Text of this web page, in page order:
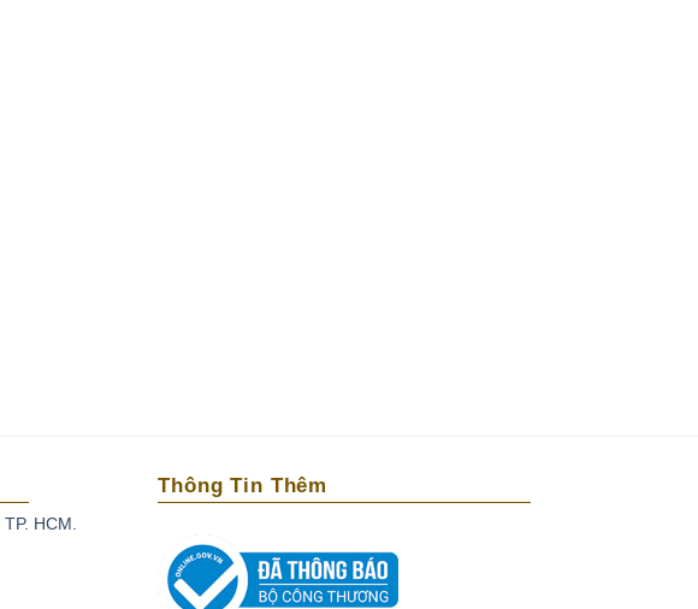
HCM.
Thông Tin Thêm